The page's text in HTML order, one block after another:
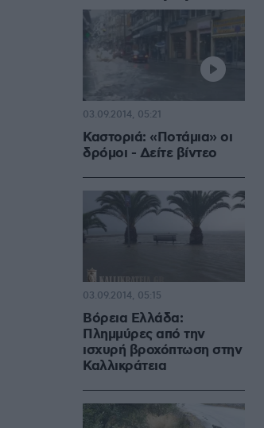
Καστοριά: «Ποτάμια» οι
δρόμοι - Δείτε βίντεο
03.09.2014, 05:21
Βόρεια Ελλάδα:
Πλημμύρες από την
ισχυρή βροχόπτωση στην
Καλλικράτεια
03.09.2014, 05:15